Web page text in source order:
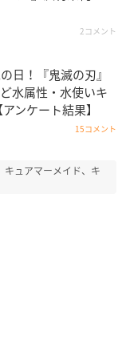
2コメント
日！『鬼滅の刃』
水属性・水使いキ
ンケート結果】
15コメント
キュアマーメイド、キ